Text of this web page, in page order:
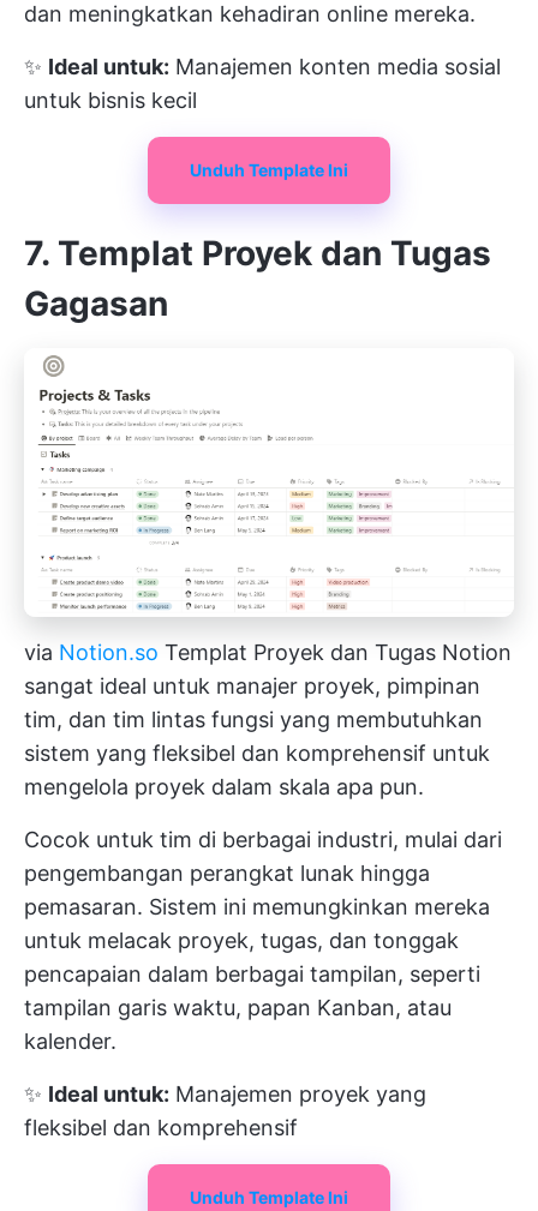
dan meningkatkan kehadiran online mereka.
✨ Ideal untuk: Manajemen konten media sosial
untuk bisnis kecil
Unduh Template Ini
7. Templat Proyek dan Tugas
Gagasan
via Notion.so Templat Proyek dan Tugas Notion
sangat ideal untuk manajer proyek, pimpinan
tim, dan tim lintas fungsi yang membutuhkan
sistem yang fleksibel dan komprehensif untuk
mengelola proyek dalam skala apa pun.
Cocok untuk tim di berbagai industri, mulai dari
pengembangan perangkat lunak hingga
pemasaran. Sistem ini memungkinkan mereka
untuk melacak proyek, tugas, dan tonggak
pencapaian dalam berbagai tampilan, seperti
tampilan garis waktu, papan Kanban, atau
kalender.
✨ Ideal untuk: Manajemen proyek yang
fleksibel dan komprehensif
Unduh Template Ini